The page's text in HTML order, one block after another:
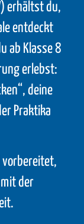
erhältst du,
entdeckt
ab Klasse 8
erlebst:
deine
Praktika
vorbereitet,
der